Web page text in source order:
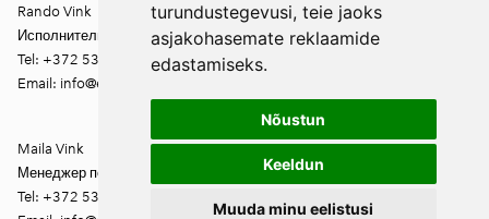
turundustegevusi, teie jaoks
asjakohasemate reklaamide
edastamiseks.
Nõustun
Keeldun
Muuda minu eelistusi
Rando Vink
Исполнительный директор
Tel: +372 53444844
Email: info@ebakudoonia.ee
Maila Vink
Менеджер по продукту
Tel: +372 53420074